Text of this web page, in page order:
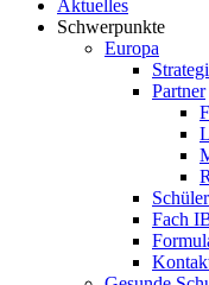
Aktuelles
Schwerpunkte
Europa
Partner
Fach